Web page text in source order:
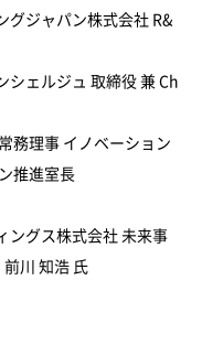
ジャパン株式会社 R&
ジュ 取締役 兼 Ch
イノベーション
推進室長
株式会社 未来事
川 知浩 氏